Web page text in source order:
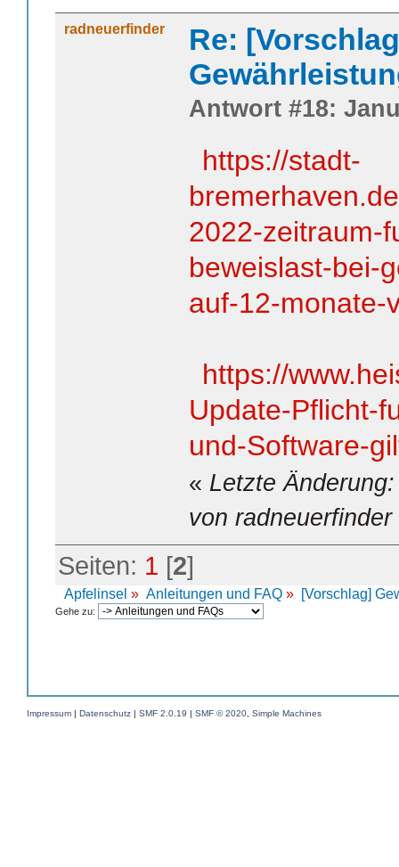
radneuerfinder
Re:
Antwort #18:
https://stadt-
2022-zeitraum-
beweislast-bei-
auf-12-monate-
https://
Update-Pflicht-
und-Software-
« Letzte
von radneuerfinder
Seiten: 1 [2]
Apfelinsel » Anleitungen und FAQ » [Vorschlag]
Gehe zu:
Impressum | Datenschutz | SMF 2.0.19 | SMF © 2020 Simple Machines